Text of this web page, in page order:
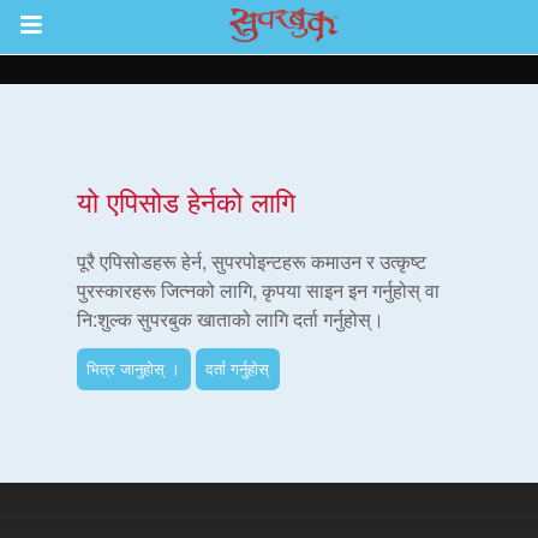
Return to Content
सुपरबुक बाइबल एप
यो एपिसोड हेर्नको लागि
पूरै एपिसोडहरू हेर्न, सुपरपोइन्टहरू कमाउन र उत्कृष्ट
पुरस्कारहरू जित्नको लागि, कृपया साइन इन गर्नुहोस् वा
नि:शुल्क सुपरबुक खाताको लागि दर्ता गर्नुहोस्।
भित्र जानुहोस् । दर्ता गर्नुहोस्